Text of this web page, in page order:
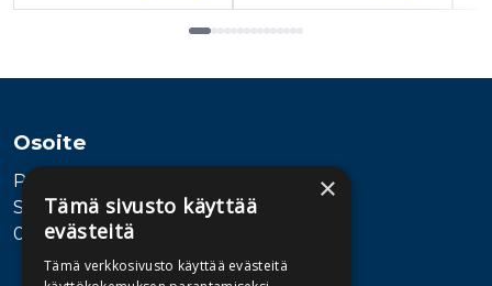
Osoite
Publiva Oy
Sörnäistenkatu 1
00580 Helsinki
×
Tämä sivusto käyttää
evästeitä
Tämä verkkosivusto käyttää evästeitä